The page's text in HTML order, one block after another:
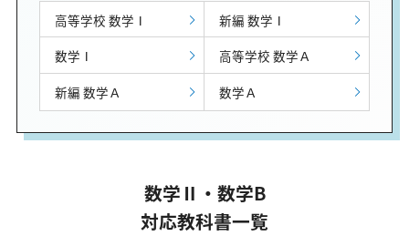
高等学校 数学Ⅰ
新編 数学Ⅰ
数学Ⅰ
高等学校 数学Ａ
新編 数学Ａ
数学Ａ
数学Ⅱ・数学B
対応教科書一覧